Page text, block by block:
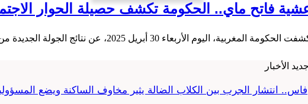
فاتح ماي.. الحكومة تكشف حصيلة الحوار
الحكومة المغربية، اليوم الأربعاء 30 أبريل 2025، عن نتائج الجولة الجديدة من الحوار الاجتماعي المركزي، التي جمعت…
الأخبار
فاس.. انتشار الجرب بين الكلاب الضالة يثير مخاوف الساكنة ويضع